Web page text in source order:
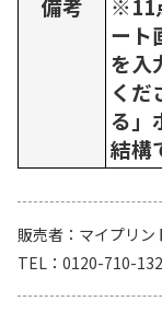
備考
※11
ート
を入
くだ
る」
結構
販売者
マイプリン
TEL
0120-710-132